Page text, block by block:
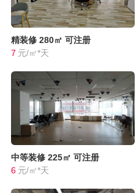
精装修 280㎡ 可注册
7 元/㎡*天
中等装修 225㎡ 可注册
6 元/㎡*天